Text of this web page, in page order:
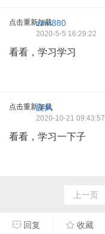
点击重新加载zzm880
2020-5-5 16:29:22
看看，学习学习
点击重新加载
旋风
2020-10-21 09:43:57
看看，学习一下子
上一页
回复 收藏